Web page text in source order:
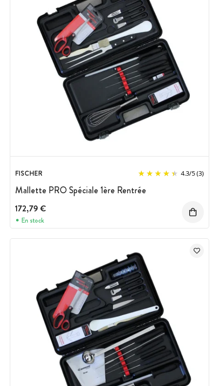
FISCHER 4.3/5(3)
Mallette PRO Spéciale 1ère Rentrée
172,79 €
En stock